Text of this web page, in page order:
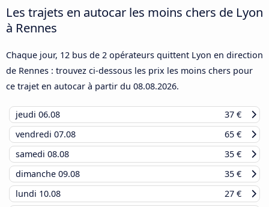
Les trajets en autocar les moins chers de Lyon
à Rennes
Chaque jour, 12 bus de 2 opérateurs quittent Lyon en direction
de Rennes : trouvez ci-dessous les prix les moins chers pour
ce trajet en autocar à partir du 08.08.2026.
jeudi 06.08
37 €
vendredi 07.08
65 €
samedi 08.08
35 €
dimanche 09.08
35 €
lundi 10.08
27 €